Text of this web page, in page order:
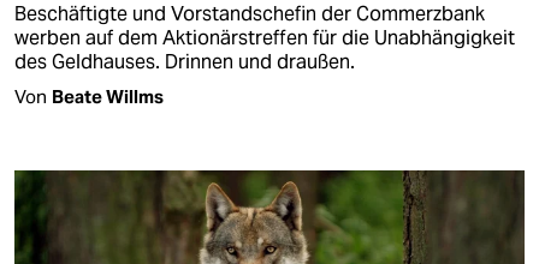
Beschäftigte und Vorstandschefin der Commerzbank
werben auf dem Aktionärstreffen für die Unabhängigkeit
des Geldhauses. Drinnen und draußen.
Von Beate Willms